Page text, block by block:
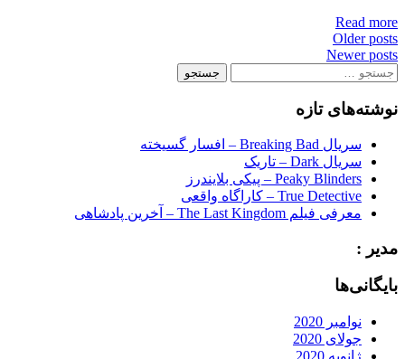
Read more
Posts
navigation
Older posts
Newer posts
جستجو
نوشته‌های تازه
سریال Breaking Bad – افسار گسیخته
سریال Dark – تاریک
Peaky Blinders – پیکی بلایندرز
True Detective – کاراگاه واقعی
معرفی فیلم The Last Kingdom – آخرین پادشاهی
مدیر :
بایگانی‌ها
نوامبر 2020
جولای 2020
ژانویه 2020